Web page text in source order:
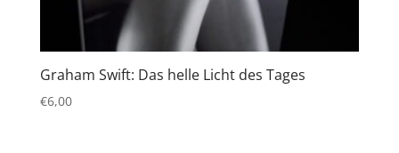
Graham Swift: Das helle Licht des Tages
€6,00